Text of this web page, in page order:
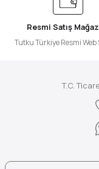
Resmi Satış
Tutku Türkiye Resmi Web
T.C.